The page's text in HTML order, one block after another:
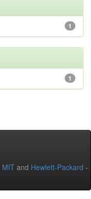
1
1
MIT and Hewlett-Packard -